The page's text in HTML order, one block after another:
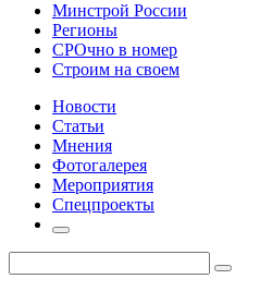
Минстрой России
Регионы
СРОчно в номер
Строим на своем
Новости
Статьи
Мнения
Фотогалерея
Мероприятия
Спецпроекты